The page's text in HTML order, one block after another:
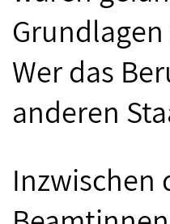
Wer das
anderen
Inzwischen